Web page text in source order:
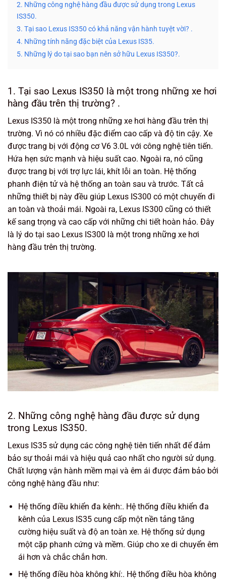
2. Những công nghệ hàng đầu được sử dụng trong Lexus
IS350.
3. Tại sao Lexus IS350 có khả năng vận hành tuyệt vời? .
4. Những tính năng đặc biệt của Lexus IS35.
5. Những lý do tại sao bạn nên sở hữu Lexus IS350?.
1. Tại sao Lexus IS350 là một trong những xe hơi
hàng đầu trên thị trường? .
Lexus IS350 là một trong những xe hơi hàng đầu trên thị
trường. Vì nó có nhiều đặc điểm cao cấp và độ tin cậy. Xe
được trang bị với động cơ V6 3.0L với công nghệ tiên tiến.
Hứa hẹn sức mạnh và hiệu suất cao. Ngoài ra, nó cũng
được trang bị với trợ lực lái, khít lỗi an toàn. Hệ thống
phanh điện tử và hệ thống an toàn sau và trước. Tất cả
những thiết bị này đều giúp Lexus IS300 có một chuyến đi
an toàn và thoải mái. Ngoài ra, Lexus IS300 cũng có thiết
kế sang trọng và cao cấp với những chi tiết hoàn hảo. Đây
là lý do tại sao Lexus IS300 là một trong những xe hơi
hàng đầu trên thị trường.
2. Những công nghệ hàng đầu được sử dụng
trong Lexus IS350.
Lexus IS35 sử dụng các công nghệ tiên tiến nhất để đảm
bảo sự thoải mái và hiệu quả cao nhất cho người sử dụng.
Chất lượng vận hành mềm mại và êm ái được đảm bảo bởi
công nghệ hàng đầu như:
Hệ thống điều khiển đa kênh:. Hệ thống điều khiển đa
kênh của Lexus IS35 cung cấp một nền tảng tăng
cường hiệu suất và độ an toàn xe. Hệ thống sử dụng
một cặp phanh cứng và mềm. Giúp cho xe di chuyển êm
ái hơn và chắc chắn hơn.
Hệ thống điều hòa không khí:. Hệ thống điều hòa không